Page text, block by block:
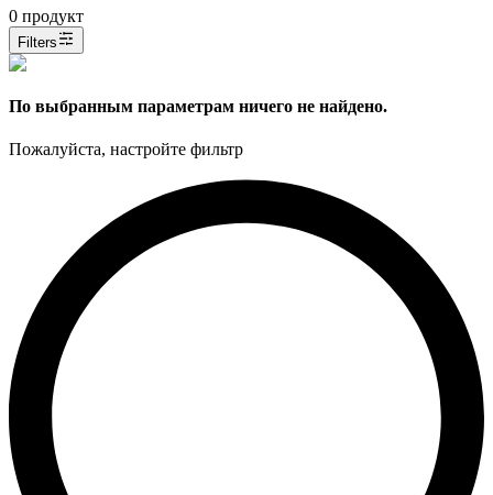
0 продукт
Filters
По выбранным параметрам ничего не найдено.
Пожалуйста, настройте фильтр